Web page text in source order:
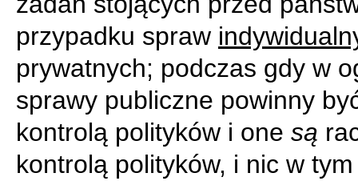
przypadku spraw
prywatnych; podczas gdy w
sprawy publiczne powinny
kontrolą polityków i one są
kontrolą polityków, i nic w tym